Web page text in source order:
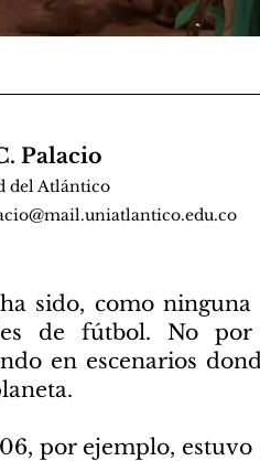
Palacio
del Atlántico
sido, como
de fútbol. No
en escenarios
por ejemplo,